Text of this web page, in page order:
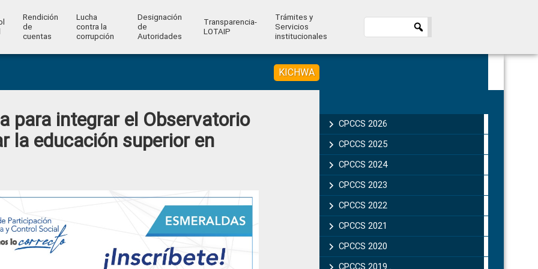
Rendición
de
cuentas
Lucha
contra la
corrupción
Designación
de
Autoridades
Transparencia-
LOTAIP
Trámites y
Servicios
institucionales
KICHWA
para integrar el Observatorio
la educación superior en
Sidebar
CPCCS 2026
CPCCS 2025
CPCCS 2024
CPCCS 2023
CPCCS 2022
CPCCS 2021
CPCCS 2020
CPCCS 2019 .